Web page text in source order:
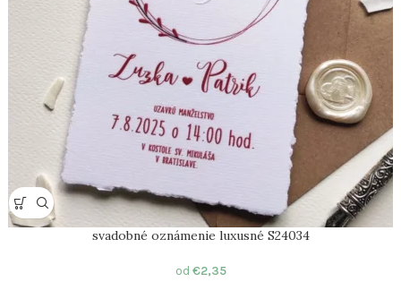
svadobné oznámenie luxusné S24034
od €2,35